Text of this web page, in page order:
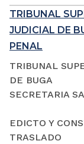
TRIBUNAL
JUDICIAL DE
PENAL
TRIBUNAL
DE BUGA
SECRETARIA
EDICTO Y
TRASLADO